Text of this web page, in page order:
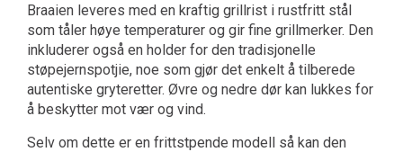
Braaien leveres med en kraftig grillrist i rustfritt stål
som tåler høye temperaturer og gir fine grillmerker. Den
inkluderer også en holder for den tradisjonelle
støpejernspotjie, noe som gjør det enkelt å tilberede
autentiske gryteretter. Øvre og nedre dør kan lukkes for
å beskytter mot vær og vind.
Selv om dette er en frittstpende modell så kan den